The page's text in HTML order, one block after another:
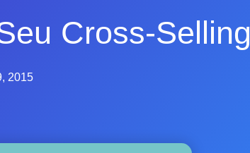
Cross-Selling
2015